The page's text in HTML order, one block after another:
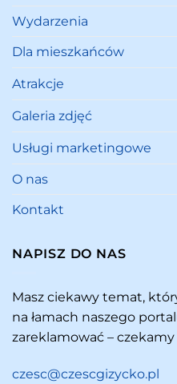
Wydarzenia
Dla mieszkańców
Atrakcje
Galeria zdjęć
Usługi marketingowe
O nas
Kontakt
NAPISZ DO NAS
Masz ciekawy temat,
na łamach naszego
zareklamować –
czesc@czescgizycko.pl